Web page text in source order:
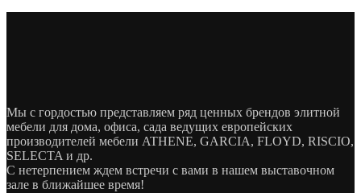
Мы с гордостью представляем ряд ценных брендов элитной
мебели для дома, офиса, сада ведущих европейских
производителей мебели ATHENE, GARCIA, FLOYD, RISCIO,
SELECTA и др.
С нетерпением ждем встречи с вами в нашем выставочном
зале в ближайшее время!